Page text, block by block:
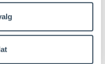
hatt gode